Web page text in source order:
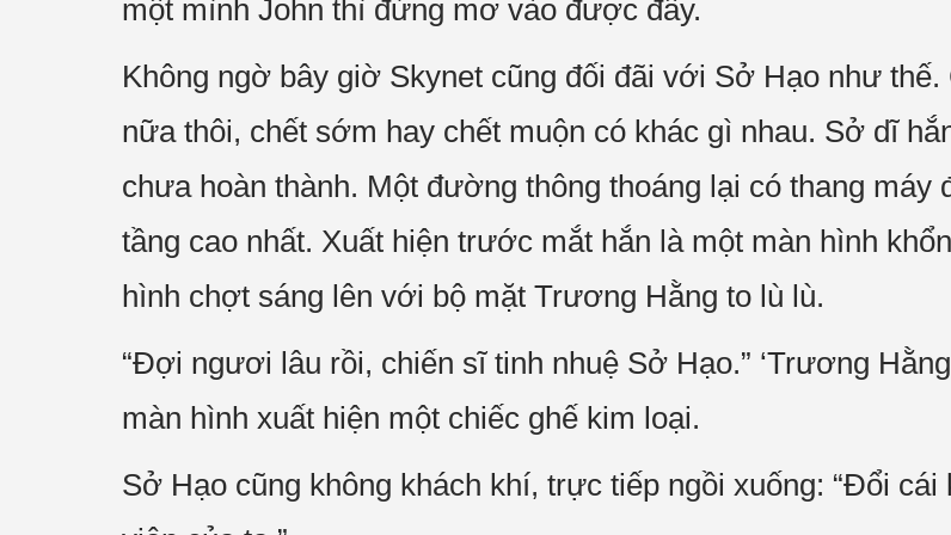
một mình John thì đừng mơ vào được đây.
Không ngờ bây giờ Skynet cũng đối đãi với Sở Hạo như
nữa thôi, chết sớm hay chết muộn có khác gì nhau. Sở dĩ
chưa hoàn thành. Một đường thông thoáng lại có thang
tầng cao nhất. Xuất hiện trước mắt hắn là một màn hình
hình chợt sáng lên với bộ mặt Trương Hằng to lù lù.
“Đợi ngươi lâu rồi, chiến sĩ tinh nhuệ Sở Hạo.” ‘Trương
màn hình xuất hiện một chiếc ghế kim loại.
Sở Hạo cũng không khách khí, trực tiếp ngồi xuống: “Đổi